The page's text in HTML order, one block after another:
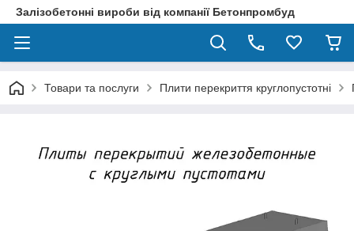
Залізобетонні вироби від компанії Бетонпромбуд
Товари та послуги Плити перекриття круглопустотні